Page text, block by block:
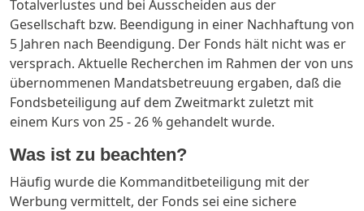
Totalverlustes und bei Ausscheiden aus der
Gesellschaft bzw. Beendigung in einer Nachhaftung von
5 Jahren nach Beendigung. Der Fonds hält nicht was er
versprach. Aktuelle Recherchen im Rahmen der von uns
übernommenen Mandatsbetreuung ergaben, daß die
Fondsbeteiligung auf dem Zweitmarkt zuletzt mit
einem Kurs von 25 - 26 % gehandelt wurde.
Was ist zu beachten?
Häufig wurde die Kommanditbeteiligung mit der
Werbung vermittelt, der Fonds sei eine sichere